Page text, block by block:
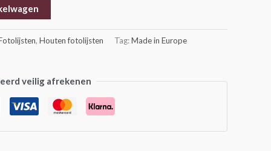
, Houten fotolijsten Tag:Made in Europe
veilig afrekenen